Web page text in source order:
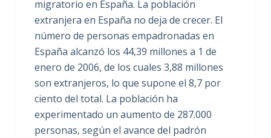
migratorio en España. La población
extranjera en España no deja de crecer. El
número de personas empadronadas en
España alcanzó los 44,39 millones a 1 de
enero de 2006, de los cuales 3,88 millones
son extranjeros, lo que supone el 8,7 por
ciento del total. La población ha
experimentado un aumento de 287.000
personas, según el avance del padrón